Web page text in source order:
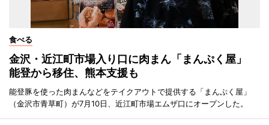
食べる
金沢・近江町市場入り口に肉まん「まんぷく屋」
能登から移住、熊本支援も
能登豚を使った肉まんなどをテイクアウトで提供する「まんぷく屋」
（金沢市青草町）が7月10日、近江町市場エムザ口にオープンした。